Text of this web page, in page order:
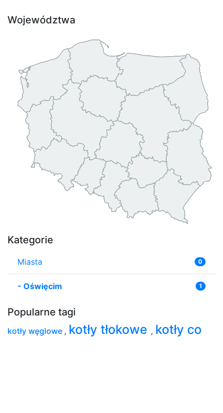
Województwa
Kategorie
Miasta 0
- Oświęcim 1
Popularne tagi
kotły węglowe , kotły tłokowe , kotły co